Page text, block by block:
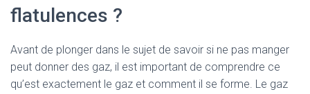
flatulences ?
Avant de plonger dans le sujet de savoir si ne pas manger
peut donner des gaz, il est important de comprendre ce
qu’est exactement le gaz et comment il se forme. Le gaz